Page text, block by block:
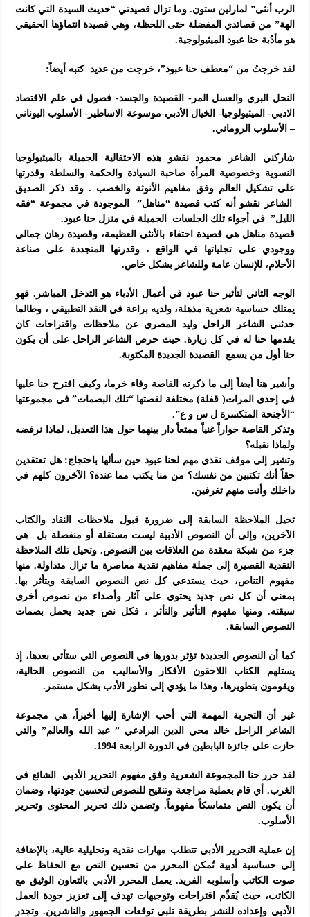
الرب أنثى” لمارلين ستون. وما تزال قصيدتي “حديث السيدة التي كانت
الهة” من قصائدي المفضلة حتى اللحظة، وهي قصيدة انتماؤها الحقيقي
هو مأدُبة حنا عبود الميثيولوجية.
لقد خرجتُ من “معطف حنا عبود”، خرجت من عديد كتبه أيضاً:
النحل البري والعسل المر- القصيدة والجسد- فصول في علم الاقتصاد
الادبي- الميثيولوجيا- الخيال الأدبي-موسوعة الاساطير- الأسلوب اليوناني
– الأسلوب الروماني.
شاركني الشاعر محمود نقشو هذه الاحتفالية الجميلة بالميثيولوجيا
النسوية وخصوصية المرأة صاحبة السيادة والحكمة والسلطة وقدرتها
على تشكيل العالم وفق مفاهيم الأنوثة والخصب . وقد ذكر الصديق
الشاعر نقشو أنه كتب قصيدة “مناهل” الموجودة في مجموعة “فقه
الليل” في أجواء تلك الجلسات الجميلة في منزل حنا عبود.
قصيدة مناهل هي قصيدة احتفاء بالأنثى العظيمة، وقصيدة رهان جمالي
ووجودي على تجلياتها في الواقع ، وقدرتها المتجددة على صناعة
الأحلام، للإنسان عامة وللشاعر بشكل خاص.
الوجه الثاني لتأثير حنا عبود في أعمال الأدباء هو التدخل المباشر. فهو
يمتلك حساسية شعرية مذهلة، ولديه براعة في النقد التطبيقي ، وطالما
حدثني الشاعر الراحل وليد المصري عن ملاحظات واقتراحات كان
يقدمها حنا له في كل زيارة. حيث حرص الشاعر الراحل على أن يكون
حنا أول من يسمع القصيدة الجديدة المكتوبة.
وأشير هنا أيضاً إلى ما ذكرته القاصة وفاء خرما، وكيف اقترح حنا عليها
في إحدى المرات( قفلة) مختلفة لقصتها “تلك البصمات” في مجموعتها
“الأجنحة المتكسرة ل س و ع”.
وتذكر القاصة حواراً غنياً ممتعاً دار بينهما حول هذا التعديل، لماذا نرفضه
ولماذا نقبله؟
وتشير إلى موقف نقدي مهم لحنا عبود حين سألها باحتجاج: هل تعتقدين
حقاً أنك تكتبين من نفسك؟ من منا يكتب مما عنده؟ الآخرون كلهم في
داخلك وأنت منهم تغرفين.
تحيل الملاحظة السابقة إلى ضرورة قبول ملاحظات النقاد والكتاب
الآخرين، وإلى أن النصوص الأدبية ليست مستقلة أو منفصلة بل هي
جزء من شبكة معقدة من العلاقات بين النصوص. وتحيل تلك الملاحظة
النقدية القصيرة إلى جملة مفاهيم نقدية معاصرة ما تزال متداولة. منها
مفهوم التناص، حيث يستدعي كل نص النصوص السابقة ويتأثر بها.
بمعنى أن كل نص جديد يحتوي على آثار وأصداء من نصوص أخرى
سبقته. ومنها مفهوم التأثير والتأثر ، فكل نص جديد يحمل بصمات
النصوص السابقة.
كما أن النصوص الجديدة تؤثر بدورها في النصوص التي ستأتي بعدها، إذ
يستلهم الكتاب اللاحقون الأفكار والأساليب من النصوص الحالية،
ويقومون بتطويرها، وهذا ما يؤدي إلى تطور الأدب بشكل مستمر.
غير أن التجربة المهمة التي أحب الإشارة إليها أخيراً، هي مجموعة
الشاعر الراحل خالد محي الدين البرادعي ” عبد الله والعالم” والتي
حازت على جائزة البابطين في الدورة الرابعة 1994.
لقد حرر حنا المجموعة الشعرية وفق مفهوم التحرير الأدبي الشائع في
الغرب. أي قام بعملية مراجعة وتنقيح للنصوص لتحسين جودتها، وضمان
أن يكون النص متماسكاً مفهوماً. وتضمن ذلك تحرير المحتوى وتحرير
الأسلوب.
إن عملية التحرير الأدبي تتطلب مهارات نقدية وتحليلية عالية، بالإضافة
إلى حساسية أدبية تُمكن المحرر من تحسين النص مع الحفاظ على
صوت الكاتب وأسلوبه الفريد. يعمل المحرر الأدبي بالتعاون الوثيق مع
الكاتب، حيث يُقدِّم اقتراحات وتوجيهات تهدف إلى تعزيز جودة العمل
الأدبي وإعداده للنشر بطريقة تلبي توقعات الجمهور والناشرين. وتجدر